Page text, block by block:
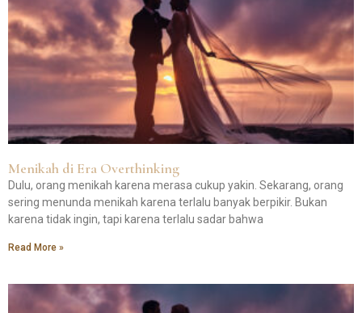
Menikah di Era Overthinking
Dulu, orang menikah karena merasa cukup yakin. Sekarang, orang
sering menunda menikah karena terlalu banyak berpikir. Bukan
karena tidak ingin, tapi karena terlalu sadar bahwa
Read More »